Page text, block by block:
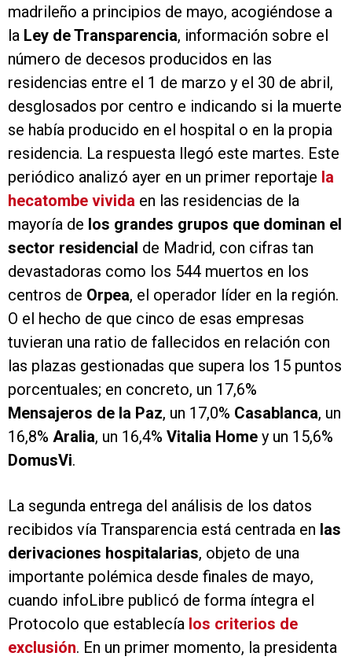
madrileño a principios de mayo, acogiéndose a
la Ley de Transparencia, información sobre el
número de decesos producidos en las
residencias entre el 1 de marzo y el 30 de abril,
desglosados por centro e indicando si la muerte
se había producido en el hospital o en la propia
residencia. La respuesta llegó este martes. Este
periódico analizó ayer en un primer reportaje la
hecatombe vivida en las residencias de la
mayoría de los grandes grupos que dominan el
sector residencial de Madrid, con cifras tan
devastadoras como los 544 muertos en los
centros de Orpea, el operador líder en la región.
O el hecho de que cinco de esas empresas
tuvieran una ratio de fallecidos en relación con
las plazas gestionadas que supera los 15 puntos
porcentuales; en concreto, un 17,6%
Mensajeros de la Paz, un 17,0% Casablanca, un
16,8% Aralia, un 16,4% Vitalia Home y un 15,6%
DomusVi.
La segunda entrega del análisis de los datos
recibidos vía Transparencia está centrada en las
derivaciones hospitalarias, objeto de una
importante polémica desde finales de mayo,
cuando infoLibre publicó de forma íntegra el
Protocolo que establecía los criterios de
exclusión. En un primer momento, la presidenta